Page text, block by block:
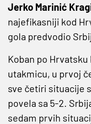
Jerko Marinić
najefikasniji kod
gola predvodio
Koban po
utakmicu, u prvoj
sve četiri situacije
povela sa 5-2.
sedam prvih